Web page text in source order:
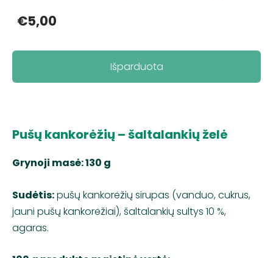
€5,00
Išparduota
Pušų kankorėžių – šaltalankių želė
Grynoji masė: 130 g
Sudėtis:pušų kankorėžių sirupas (vanduo, cukrus,
jauni pušų kankorėžiai), šaltalankių sultys 10 %,
agaras.